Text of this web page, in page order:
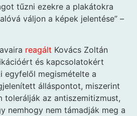
tűzni ezekre a plakátokra
váljon a képek jelentése” –
reagált Kovács Zoltán
és kapcsolatokért
egyfelől megismételte a
álláspontot, miszerint
tolerálják az antiszemitizmust,
nemhogy nem támadják meg a